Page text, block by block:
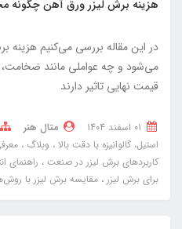
هزینه برش لیزر ورق آهن چگونه
در این مقاله بررسی می‌کنیم
می‌شود و چه عواملی مانند
قیمت نهایی تاثیر دارند
متال هنر
استیل، گالوانیزه با دقت بالا
وبلاگ
کاربردهای برش لیزر در صنعت
راهنمای
برای برش لیزر
مقایسه برش لیزر با